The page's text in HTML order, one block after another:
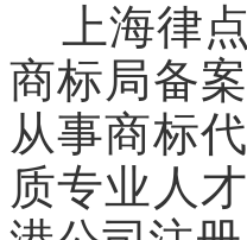
上海律点
商标局备
从事商标
质专业人